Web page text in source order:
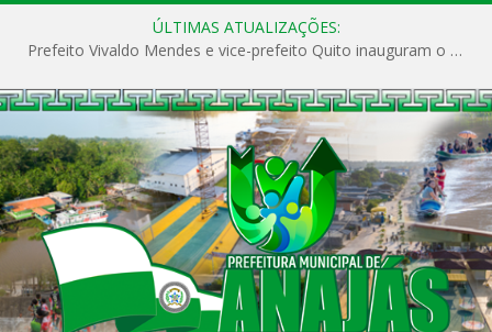
ÚLTIMAS ATUALIZAÇÕES:
Prefeito Vivaldo Mendes e vice-prefeito Quito inauguram o CAPS e fortalecem a saúde pública em Anajás.